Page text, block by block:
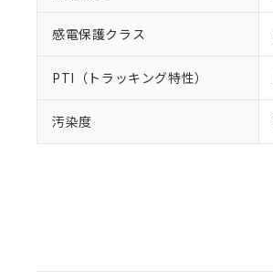
感電保護クラス
PTI（トラッキング特性）
汚染度